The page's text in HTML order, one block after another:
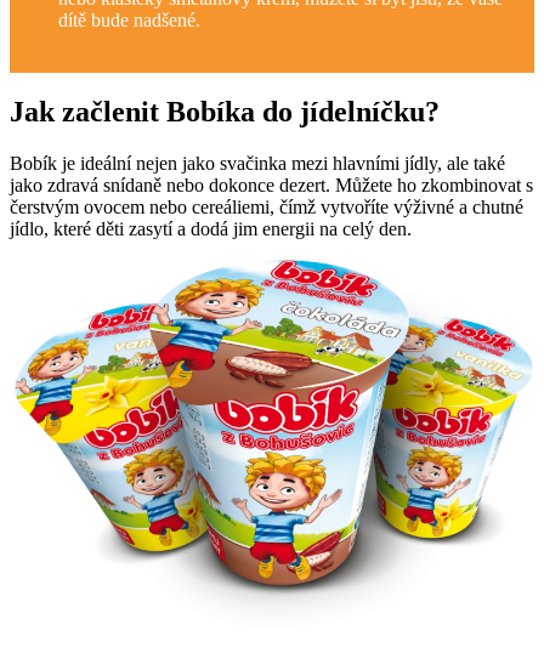
dítě bude nadšené.
Jak začlenit Bobíka do jídelníčku?
Bobík je ideální nejen jako svačinka mezi hlavními jídly, ale také
jako zdravá snídaně nebo dokonce dezert. Můžete ho zkombinovat s
čerstvým ovocem nebo cereáliemi, čímž vytvoříte výživné a chutné
jídlo, které děti zasytí a dodá jim energii na celý den.